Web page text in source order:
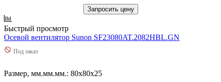
Запросить цену
Быстрый просмотр
Осевой вентилятор Sunon SF23080AT.2082HBL.GN
Под заказ
Размер, мм.мм.мм.: 80x80x25